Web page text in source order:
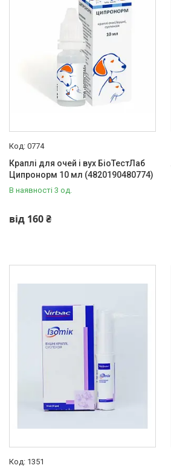
Головна сторінка
Зоотовари
0774
Краплі для очей і вух БіоТестЛаб
Ципронорм 10 мл (4820190480774)
В наявності 3 од.
від 160 ₴
1351